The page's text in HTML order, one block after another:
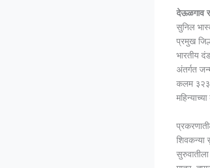
देऊळगाव
सुनिल
प्रमुख
भारतीय
अंतर्गत
कलम ३२३
शिवकन्या